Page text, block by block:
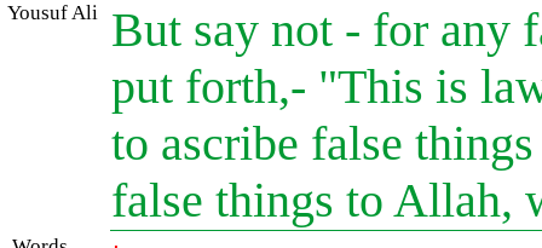
Yousuf Ali
But say not - for any
put forth,- "This is
to ascribe false
false things to Allah,